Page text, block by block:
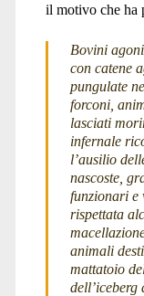
il motivo che ha
Bovini
con catene
pungulate
forconi,
lasciati
infernale
l’ausilio
nascoste,
funzionari e
rispettata
animali
mattatoio
dell’iceberg